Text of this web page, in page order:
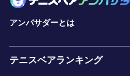
アンバサダーとは
テニスベアランキング